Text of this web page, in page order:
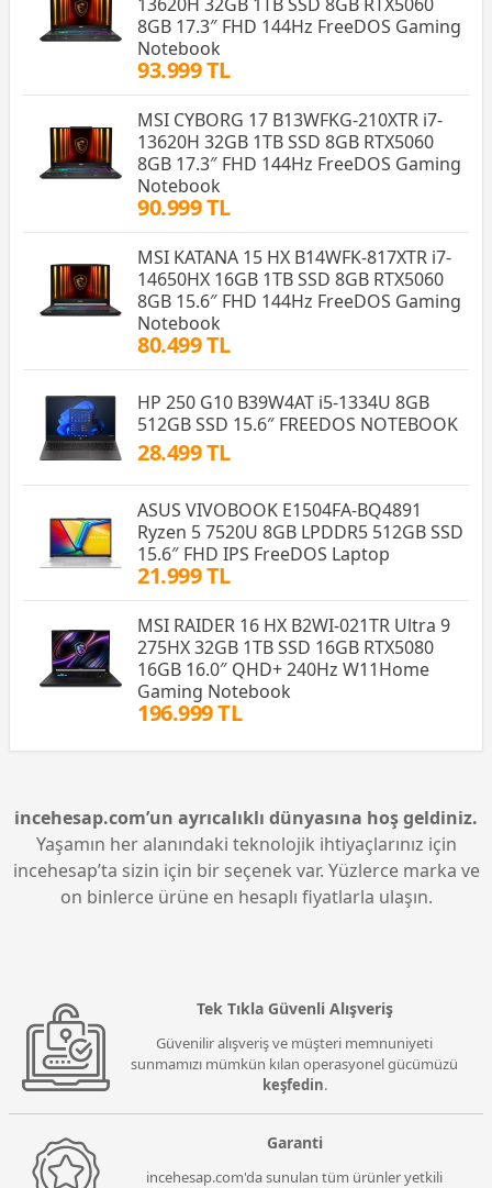
8GB 17.3″ FHD 144Hz FreeDOS Gaming
Notebook
93.999 TL
MSI CYBORG 17 B13WFKG-210XTR i7-
13620H 32GB 1TB SSD 8GB RTX5060
8GB 17.3″ FHD 144Hz FreeDOS Gaming
Notebook
90.999 TL
MSI KATANA 15 HX B14WFK-817XTR i7-
14650HX 16GB 1TB SSD 8GB RTX5060
8GB 15.6″ FHD 144Hz FreeDOS Gaming
Notebook
80.499 TL
HP 250 G10 B39W4AT i5-1334U 8GB
512GB SSD 15.6″ FREEDOS NOTEBOOK
28.499 TL
ASUS VIVOBOOK E1504FA-BQ4891
Ryzen 5 7520U 8GB LPDDR5 512GB SSD
15.6″ FHD IPS FreeDOS Laptop
21.999 TL
MSI RAIDER 16 HX B2WI-021TR Ultra 9
275HX 32GB 1TB SSD 16GB RTX5080
16GB 16.0″ QHD+ 240Hz W11Home
Gaming Notebook
196.999 TL
incehesap.com’un ayrıcalıklı dünyasına hoş geldiniz.
Yaşamın her alanındaki teknolojik ihtiyaçlarınız için
incehesap’ta sizin için bir seçenek var. Yüzlerce marka ve
on binlerce ürüne en hesaplı fiyatlarla ulaşın.
Tek Tıkla Güvenli Alışveriş
Güvenilir alışveriş ve müşteri memnuniyeti
sunmamızı mümkün kılan operasyonel gücümüzü
keşfedin.
Garanti
incehesap.com'da sunulan tüm ürünler yetkili